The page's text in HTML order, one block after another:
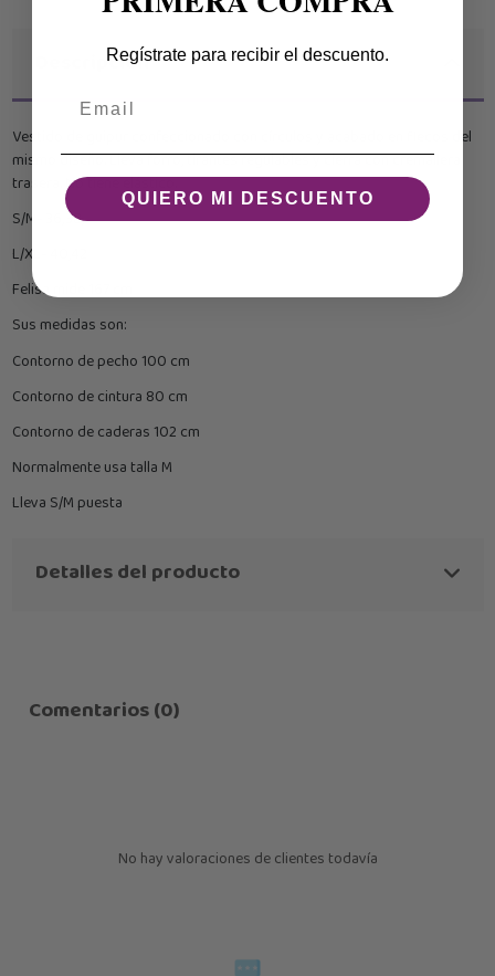
Descripción
Vestido de guipur confeccionado con círculos y acabado en flecos del
mismo diseño. Lleva forro, tirantes regulables y cierra con cremallera
trasera. No tiene elástico.
S/M- 36,38,
L/XL- 40,42
Felisa mide 167 cm
Sus medidas son:
Contorno de pecho 100 cm
Contorno de cintura 80 cm
Contorno de caderas 102 cm
Normalmente usa talla M
Lleva S/M puesta
Detalles del producto
Comentarios (0)
No hay valoraciones de clientes todavía
Regístrate para recibir el descuento.
QUIERO MI DESCUENTO